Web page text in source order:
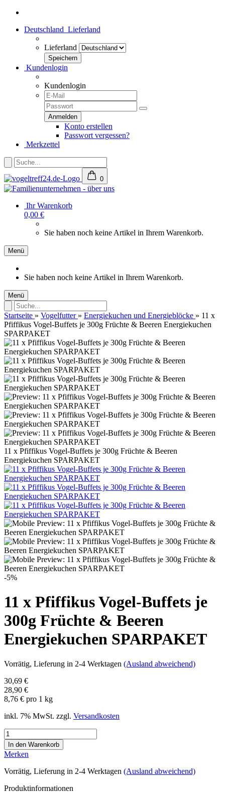
Deutschland Lieferland
Lieferland
Kundenlogin
Kundenlogin
Konto erstellen
Passwort vergessen?
Merkzettel
0
Ihr Warenkorb
0,00 €
Sie haben noch keine Artikel in Ihrem Warenkorb.
Menü
Sie haben noch keine Artikel in Ihrem Warenkorb.
Menü
Startseite » Vogelfutter » Energiekuchen und Energieblöcke » 11 x
Pfiffikus Vogel-Buffets je 300g Früchte & Beeren Energiekuchen
SPARPAKET
11 x Pfiffikus Vogel-Buffets je 300g Früchte & Beeren
Energiekuchen SPARPAKET
-5%
11 x Pfiffikus Vogel-Buffets je
300g Früchte & Beeren
Energiekuchen SPARPAKET
Vorrätig, Lieferung in 2-4 Werktagen (Ausland abweichend)
30,69 €
28,90 €
8,76 € pro 1 kg
inkl. 7% MwSt. zzgl. Versandkosten
Merken
Vorrätig, Lieferung in 2-4 Werktagen (Ausland abweichend)
Produktinformationen